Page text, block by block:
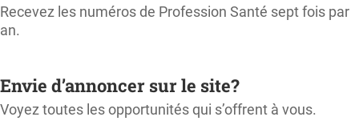
Recevez les numéros de Profession Santé sept fois par
an.
Envie d’annoncer sur le site?
Voyez toutes les opportunités qui s’offrent à vous.